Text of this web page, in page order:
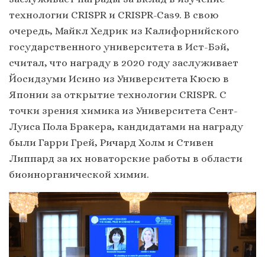
технологии CRISPR и CRISPR-Cas9. В свою
очередь, Майкл Хедрик из Калифорнийского
государственного университета в Ист-Бэй,
считал, что награду в 2020 году заслуживает
Йосидзуми Исино из Университета Кюсю в
Японии за открытие технологии CRISPR. С
точки зрения химика из Университета Сент-
Луиса Пола Бракера, кандидатами на награду
были Гарри Грей, Ричард Холм и Стивен
Липпард за их новаторские работы в области
биоинорганической химии.